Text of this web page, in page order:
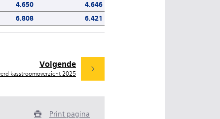
4.650
4.646
6.808 6.421
Volgende
kasstroomoverzicht 2025
Print pagina